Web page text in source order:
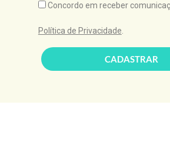
Concordo em receber
Política de Privacidade.
CADASTRAR